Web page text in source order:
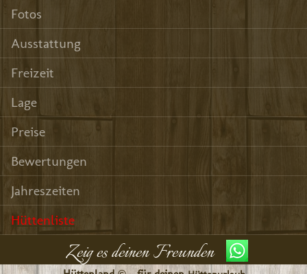
Fotos
Ausstattung
Freizeit
Lage
Preise
Bewertungen
Jahreszeiten
Hüttenliste
Zeig es deinen Freunden